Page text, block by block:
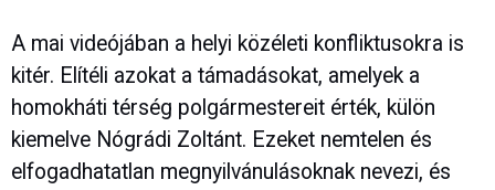
A mai videójában a helyi közéleti konfliktusokra is
kitér. Elítéli azokat a támadásokat, amelyek a
homokháti térség polgármestereit érték, külön
kiemelve Nógrádi Zoltánt. Ezeket nemtelen és
elfogadhatatlan megnyilvánulásoknak nevezi, és